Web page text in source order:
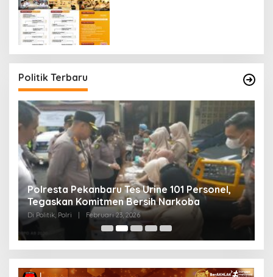
Politik Terbaru
Polresta Pekanbaru Tes Urine 101 Personel,
Tegaskan Komitmen Bersih Narkoba
Di Politik, Polri Februari 23, 2026